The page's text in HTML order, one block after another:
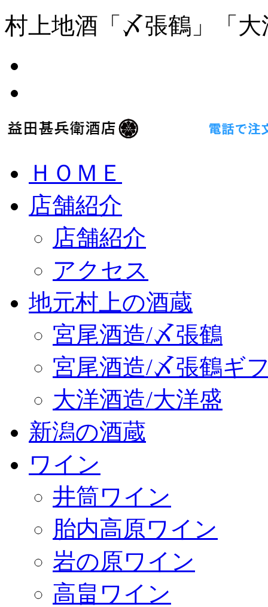
村上地酒「〆張鶴」「
ＨＯＭＥ
店舗紹介
店舗紹介
アクセス
地元村上の酒蔵
宮尾酒造/〆張鶴
宮尾酒造/〆張鶴ギ
大洋酒造/大洋盛
新潟の酒蔵
ワイン
井筒ワイン
胎内高原ワイン
岩の原ワイン
高畠ワイン